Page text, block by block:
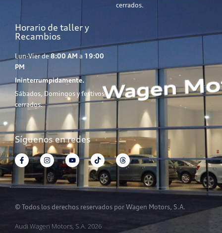
cerrados.
Horario de taller y
Recambios
Lun-Vier de8:00 AM a 19:00
PM
Ininterrumpidamente.
Sábados, Domingos y festivos
cerrados.
Síguenos en redes
© Todos los derechos reservados por Wagen Motors, S.A.
Audi Wagen Motors, S.A. 2026